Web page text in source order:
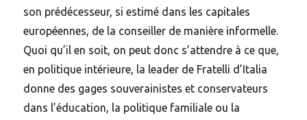
son prédécesseur, si estimé dans les capitales
européennes, de la conseiller de manière informelle.
Quoi qu’il en soit, on peut donc s’attendre à ce que,
en politique intérieure, la leader de Fratelli d’Italia
donne des gages souverainistes et conservateurs
dans l’éducation, la politique familiale ou la